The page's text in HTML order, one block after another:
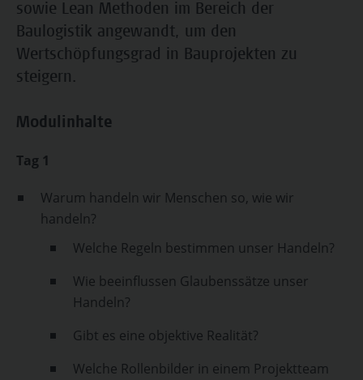
sowie Lean Methoden im Bereich der
Baulogistik angewandt, um den
Wertschöpfungsgrad in Bauprojekten zu
steigern.
Modulinhalte
Tag 1
Warum handeln wir Menschen so, wie wir
handeln?
Welche Regeln bestimmen unser Handeln?
Wie beeinflussen Glaubenssätze unser
Handeln?
Gibt es eine objektive Realität?
Welche Rollenbilder in einem Projektteam